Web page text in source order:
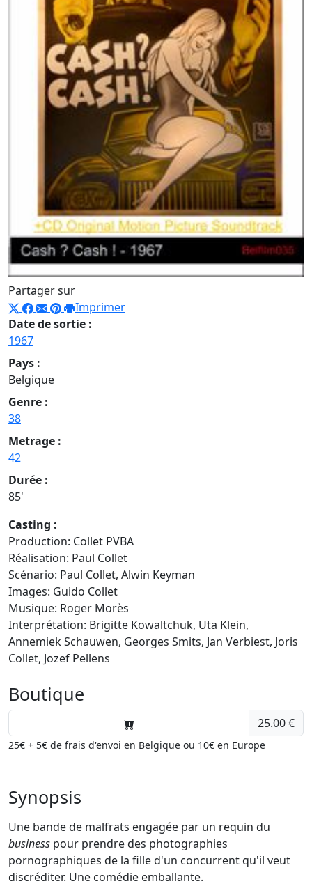
Partager sur
Imprimer
Date de sortie :
1967
Pays :
Belgique
Genre :
38
Metrage :
42
Durée :
85'
Casting :
Production: Collet PVBA
Réalisation: Paul Collet
Scénario: Paul Collet, Alwin Keyman
Images: Guido Collet
Musique: Roger Morès
Interprétation: Brigitte Kowaltchuk, Uta Klein,
Annemiek Schauwen, Georges Smits, Jan Verbiest, Joris
Collet, Jozef Pellens
Boutique
25.00 €
25€ + 5€ de frais d'envoi en Belgique ou 10€ en Europe
Synopsis
Une bande de malfrats engagée par un requin du
business pour prendre des photographies
pornographiques de la fille d'un concurrent qu'il veut
discréditer. Une comédie emballante.